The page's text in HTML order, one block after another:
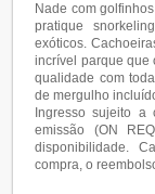
Nade com
pratique
exóticos.
incrível parque que
qualidade com
de mergulho
Ingresso sujeito a
emissão (ON
disponibilidade.
compra, o